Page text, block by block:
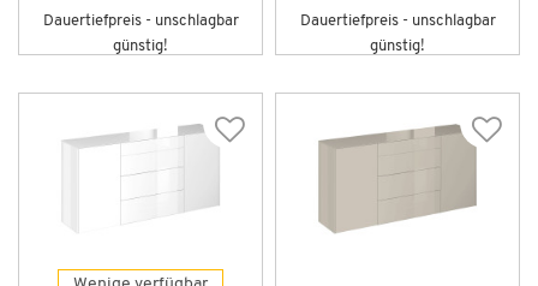
Dauertiefpreis - unschlagbar
günstig!
Dauertiefpreis - unschlagbar
günstig!